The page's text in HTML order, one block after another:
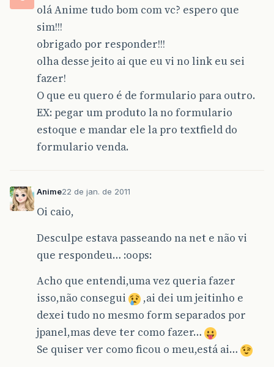
olá Anime tudo bom com vc? espero que
sim!!!
obrigado por responder!!!
olha desse jeito ai que eu vi no link eu sei
fazer!
O que eu quero é de formulario para outro.
EX: pegar um produto la no formulario
estoque e mandar ele la pro textfield do
formulario venda.
Anime22 de jan. de 2011
Oi caio,
Desculpe estava passeando na net e não vi
que respondeu… :oops:
Acho que entendi,uma vez queria fazer
isso,não consegui
,ai dei um jeitinho e
dexei tudo no mesmo form separados por
jpanel,mas deve ter como fazer…
Se quiser ver como ficou o meu,está ai…